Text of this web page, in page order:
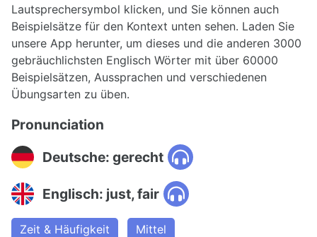
Lautsprechersymbol klicken, und Sie können auch
Beispielsätze für den Kontext unten sehen. Laden Sie
unsere App herunter, um dieses und die anderen 3000
gebräuchlichsten Englisch Wörter mit über 60000
Beispielsätzen, Aussprachen und verschiedenen
Übungsarten zu üben.
Pronunciation
Deutsche: gerecht
Englisch: just, fair
Zeit & Häufigkeit
Mittel